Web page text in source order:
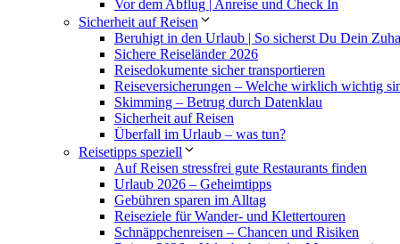
Vor dem Abflug | Anreise und Check In
Sicherheit auf Reisen
Beruhigt in den Urlaub | So sicherst Du Dein
Sichere Reiseländer 2026
Reisedokumente sicher transportieren
Reiseversicherungen – Welche wirklich wichtig
Skimming – Betrug durch Datenklau
Sicherheit auf Reisen
Überfall im Urlaub – was tun?
Reisetipps speziell
Auf Reisen stressfrei gute Restaurants finden
Urlaub 2026 – Geheimtipps
Gebühren sparen im Alltag
Reiseziele für Wander- und Klettertouren
Schnäppchenreisen – Chancen und Risiken